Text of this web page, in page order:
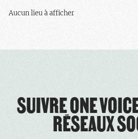
Aucun lieu à afficher
SUIVRE ONE
RÉSEAUX